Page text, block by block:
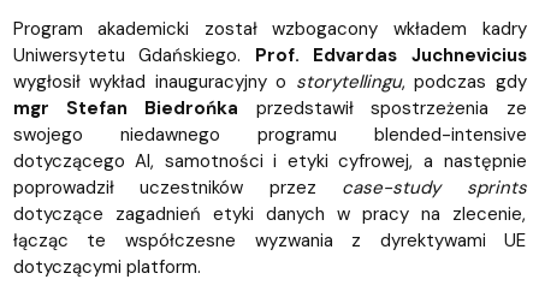
Program akademicki został wzbogacony wkładem kadry
Uniwersytetu Gdańskiego. Prof. Edvardas Juchnevicius
wygłosił wykład inauguracyjny o storytellingu, podczas gdy
mgr Stefan Biedrońka przedstawił spostrzeżenia ze
swojego niedawnego programu blended-intensive
dotyczącego AI, samotności i etyki cyfrowej, a następnie
poprowadził uczestników przez case-study sprints
dotyczące zagadnień etyki danych w pracy na zlecenie,
łącząc te współczesne wyzwania z dyrektywami UE
dotyczącymi platform.